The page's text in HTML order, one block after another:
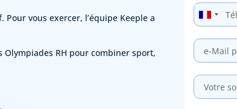
Pour vous exercer, l’équipe Keeple a
Olympiades RH pour combiner sport,
France
+33